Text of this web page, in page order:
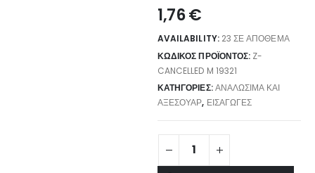
1,76€
AVAILABILITY: 23 ΣΕ ΑΠΌΘΕΜΑ
ΚΩΔΙΚΌΣ ΠΡΟΪΌΝΤΟΣ: Z-
CANCELLED M 19321
ΚΑΤΗΓΟΡΊΕΣ:ΑΝΑΛΏΣΙΜΑ ΚΑΙ
ΑΞΕΣΟΥΆΡ, ΕΙΣΑΓΩΓΈΣ